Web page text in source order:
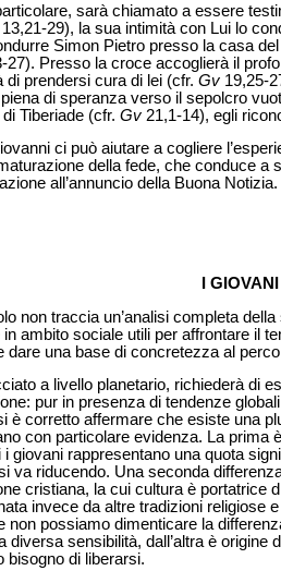
sarà chiamato a essere
13,21-29), la sua intimità con Lui lo
Simon Pietro presso la casa
27). Presso la croce accoglierà il
di prendersi cura di lei (cfr. Gv 19,25-
di speranza verso il sepolcro
Tiberiade (cfr. Gv 21,1-14), egli
ci può aiutare a cogliere
della fede, che conduce a
all’annuncio della Buona Notizia.
I
non traccia un’analisi completa
ambito sociale utili per affrontare il
dare una base di concretezza al
a livello planetario, richiederà di
pur in presenza di tendenze
è corretto affermare che esiste una
con particolare evidenza. La prima
i giovani rappresentano una quota
va riducendo. Una seconda
cristiana, la cui cultura è portatrice
invece da altre tradizioni religiose
non possiamo dimenticare la
diversa sensibilità, dall’altra è
bisogno di liberarsi.